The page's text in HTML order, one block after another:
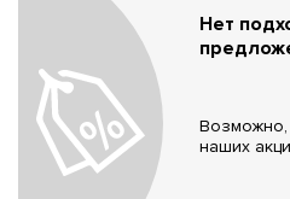
Нет
Возможно,
наших